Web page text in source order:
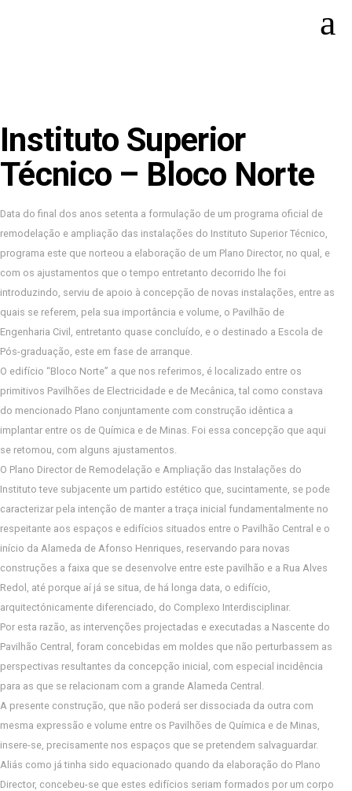
Instituto Superior
Técnico – Bloco Norte
Data do final dos anos setenta a formulação de um programa oficial de
remodelação e ampliação das instalações do Instituto Superior Técnico,
programa este que norteou a elaboração de um Plano Director, no qual, e
com os ajustamentos que o tempo entretanto decorrido lhe foi
introduzindo, serviu de apoio à concepção de novas instalações, entre as
quais se referem, pela sua importância e volume, o Pavilhão de
Engenharia Civil, entretanto quase concluído, e o destinado a Escola de
Pós-graduação, este em fase de arranque.
O edifício “Bloco Norte” a que nos referimos, é localizado entre os
primitivos Pavilhões de Electricidade e de Mecânica, tal como constava
do mencionado Plano conjuntamente com construção idêntica a
implantar entre os de Química e de Minas. Foi essa concepção que aqui
se retomou, com alguns ajustamentos.
O Plano Director de Remodelação e Ampliação das Instalações do
Instituto teve subjacente um partido estético que, sucintamente, se pode
caracterizar pela intenção de manter a traça inicial fundamentalmente no
respeitante aos espaços e edifícios situados entre o Pavilhão Central e o
início da Alameda de Afonso Henriques, reservando para novas
construções a faixa que se desenvolve entre este pavilhão e a Rua Alves
Redol, até porque aí já se situa, de há longa data, o edifício,
arquitectónicamente diferenciado, do Complexo Interdisciplinar.
Por esta razão, as intervenções projectadas e executadas a Nascente do
Pavilhão Central, foram concebidas em moldes que não perturbassem as
perspectivas resultantes da concepção inicial, com especial incidência
para as que se relacionam com a grande Alameda Central.
A presente construção, que não poderá ser dissociada da outra com
mesma expressão e volume entre os Pavilhões de Química e de Minas,
insere-se, precisamente nos espaços que se pretendem salvaguardar.
Aliás como já tinha sido equacionado quando da elaboração do Plano
Director, concebeu-se que estes edifícios seriam formados por um corpo